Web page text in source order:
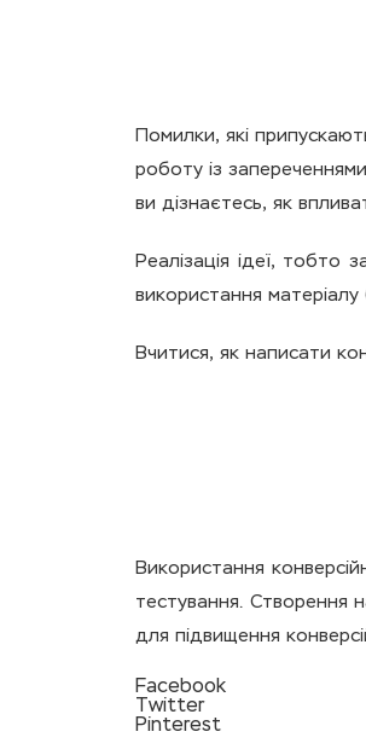
Помилки, які
роботу із
ви дізнаєтесь, як
Реалізація ідеї, тобто
використання
Вчитися, як написати
Використання
тестування. Створення
для підвищення
Facebook
Twitter
Pinterest